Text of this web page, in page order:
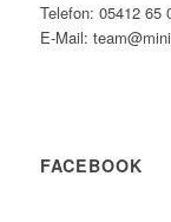
Telefon: 05412 65
E-Mail:
FACEBOOK